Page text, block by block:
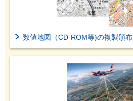
数値地図（CD-ROM等)の複製頒布